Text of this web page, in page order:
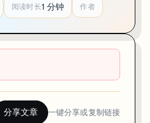
阅读时长1 分钟 作者
分享文章 一键分享或复制链接